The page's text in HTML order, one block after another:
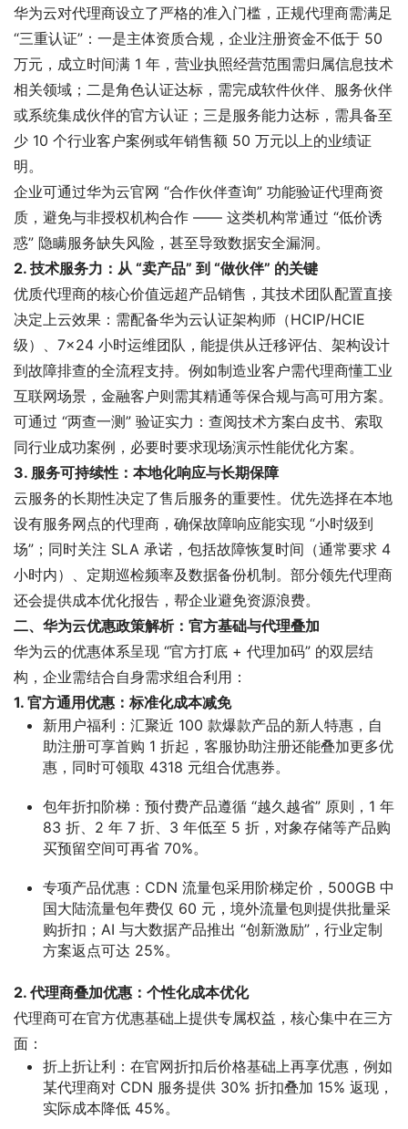
华为云对代理商设立了严格的准入门槛，正规代理商需满足
“三重认证”：一是主体资质合规，企业注册资金不低于 50
万元，成立时间满 1 年，营业执照经营范围需归属信息技术
相关领域；二是角色认证达标，需完成软件伙伴、服务伙伴
或系统集成伙伴的官方认证；三是服务能力达标，需具备至
少 10 个行业客户案例或年销售额 50 万元以上的业绩证
明。
企业可通过华为云官网 “合作伙伴查询” 功能验证代理商资
质，避免与非授权机构合作 —— 这类机构常通过 “低价诱
惑” 隐瞒服务缺失风险，甚至导致数据安全漏洞。
2. 技术服务力：从 “卖产品” 到 “做伙伴” 的关键
优质代理商的核心价值远超产品销售，其技术团队配置直接
决定上云效果：需配备华为云认证架构师（HCIP/HCIE
级）、7×24 小时运维团队，能提供从迁移评估、架构设计
到故障排查的全流程支持。例如制造业客户需代理商懂工业
互联网场景，金融客户则需其精通等保合规与高可用方案。
可通过 “两查一测” 验证实力：查阅技术方案白皮书、索取
同行业成功案例，必要时要求现场演示性能优化方案。
3. 服务可持续性：本地化响应与长期保障
云服务的长期性决定了售后服务的重要性。优先选择在本地
设有服务网点的代理商，确保故障响应能实现 “小时级到
场”；同时关注 SLA 承诺，包括故障恢复时间（通常要求 4
小时内）、定期巡检频率及数据备份机制。部分领先代理商
还会提供成本优化报告，帮企业避免资源浪费。
二、华为云优惠政策解析：官方基础与代理叠加
华为云的优惠体系呈现 “官方打底 + 代理加码” 的双层结
构，企业需结合自身需求组合利用：
1. 官方通用优惠：标准化成本减免
新用户福利 ：汇聚近 100 款爆款产品的新人特惠，自
助注册可享首购 1 折起，客服协助注册还能叠加更多优
惠，同时可领取 4318 元组合优惠券。
包年折扣阶梯 ：预付费产品遵循 “越久越省” 原则，1 年
83 折、2 年 7 折、3 年低至 5 折，对象存储等产品购
买预留空间可再省 70%。
专项产品优惠 ：CDN 流量包采用阶梯定价，500GB 中
国大陆流量包年费仅 60 元，境外流量包则提供批量采
购折扣；AI 与大数据产品推出 “创新激励”，行业定制
方案返点可达 25%。
2. 代理商叠加优惠：个性化成本优化
代理商可在官方优惠基础上提供专属权益，核心集中在三方
面：
折上折让利 ：在官网折扣后价格基础上再享优惠，例如
某代理商对 CDN 服务提供 30% 折扣叠加 15% 返现，
实际成本降低 45%。